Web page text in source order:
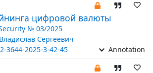
цифровой валюты
№ 03/2025
Сергеевич
3644-2025-3-42-45 Annotation